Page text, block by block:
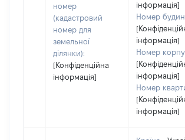
номер
(кадастровий
номер для
земельної
ділянки):
[Конфіденційна
інформація]
інформація]
Номер
інформація]
Номер
інформація]
Номер
інформація]